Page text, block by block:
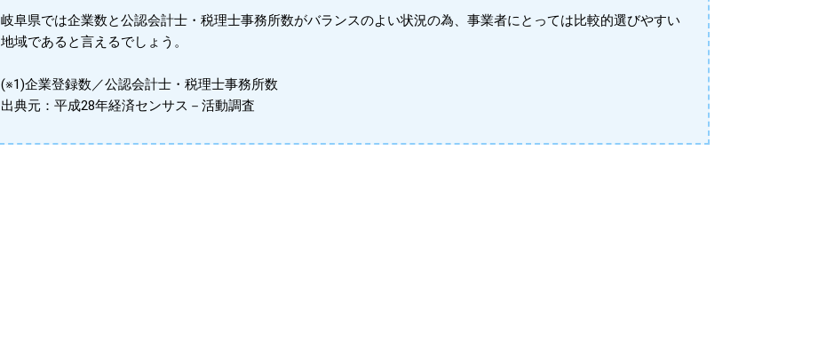
岐阜県では企業数と公認会計士・税理士事務所数がバランスのよい状況の為、事業者にとっては比較的選びやすい
地域であると言えるでしょう。
(※1)企業登録数／公認会計士・税理士事務所数
出典元：平成28年経済センサス－活動調査